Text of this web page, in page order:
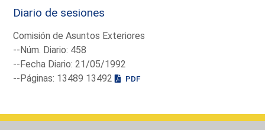
Diario de sesiones
Comisión de Asuntos Exteriores
--Núm. Diario: 458
--Fecha Diario: 21/05/1992
--Páginas: 13489 13492
PDF